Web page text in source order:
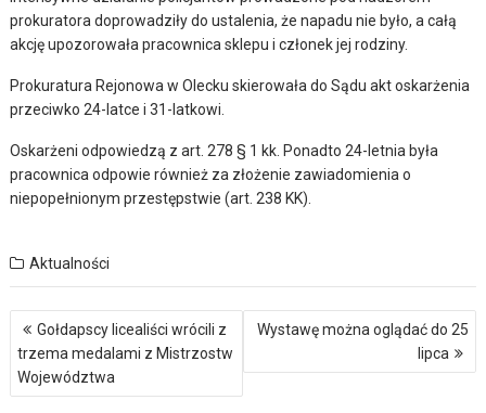
prokuratora doprowadziły do ustalenia, że napadu nie było, a całą
akcję upozorowała pracownica sklepu i członek jej rodziny.
Prokuratura Rejonowa w Olecku skierowała do Sądu akt oskarżenia
przeciwko 24-latce i 31-latkowi.
Oskarżeni odpowiedzą z art. 278 § 1 kk. Ponadto 24-letnia była
pracownica odpowie również za złożenie zawiadomienia o
niepopełnionym przestępstwie (art. 238 KK).
Aktualności
Nawigacja
wpisu
Gołdapscy licealiści wrócili z
trzema medalami z Mistrzostw
Województwa
Wystawę można oglądać do 25
lipca